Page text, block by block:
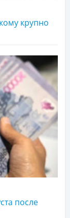
крупно
после